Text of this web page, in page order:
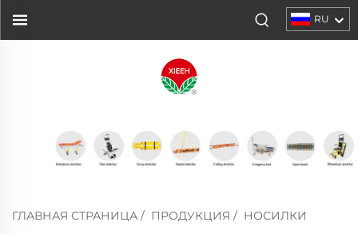
RU
ГЛАВНАЯ СТРАНИЦА / ПРОДУКЦИЯ / НОСИЛКИ